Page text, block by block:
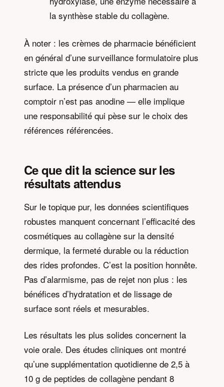
la synthèse stable du collagène.
À noter : les crèmes de pharmacie bénéficient
en général d’une surveillance formulatoire plus
stricte que les produits vendus en grande
surface. La présence d’un pharmacien au
comptoir n’est pas anodine — elle implique
une responsabilité qui pèse sur le choix des
références référencées.
Ce que dit la science sur les
résultats attendus
Sur le topique pur, les données scientifiques
robustes manquent concernant l’efficacité des
cosmétiques au collagène sur la densité
dermique, la fermeté durable ou la réduction
des rides profondes. C’est la position honnête.
Pas d’alarmisme, pas de rejet non plus : les
bénéfices d’hydratation et de lissage de
surface sont réels et mesurables.
Les résultats les plus solides concernent la
voie orale. Des études cliniques ont montré
qu’une supplémentation quotidienne de 2,5 à
10 g de peptides de collagène pendant 8